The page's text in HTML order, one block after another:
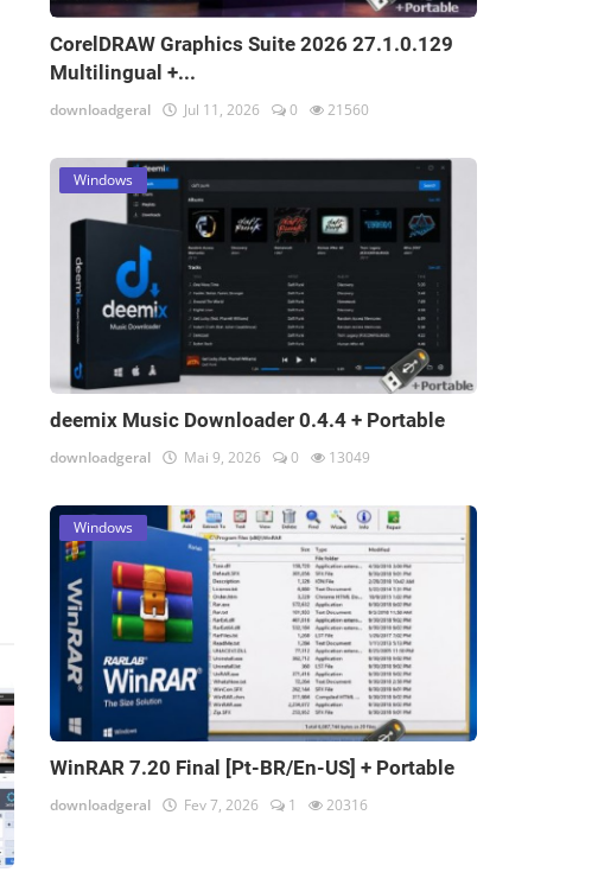
CorelDRAW Graphics Suite 2026 27.1.0.129
Multilingual +...
downloadgeral Jul 11, 2026 0 21560
Windows
deemix Music Downloader 0.4.4 + Portable
downloadgeral Mai 9, 2026 0 13049
Windows
WinRAR 7.20 Final [Pt-BR/En-US] + Portable
downloadgeral Fev 7, 2026 1 20316